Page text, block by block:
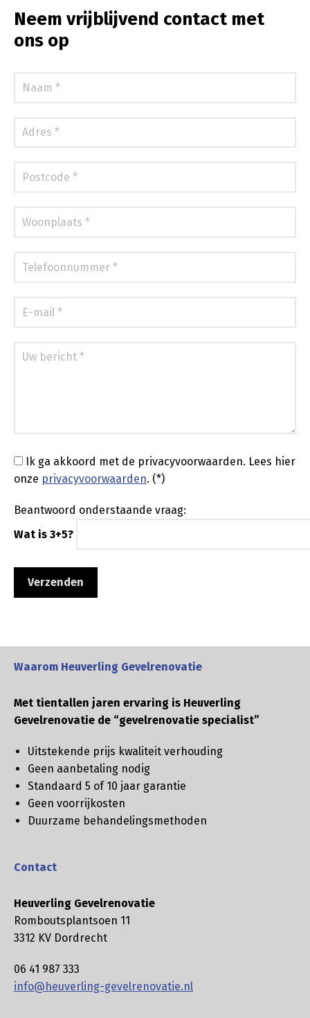
Neem vrijblijvend contact met
ons op
Ik ga akkoord met de privacyvoorwaarden. Lees hier
onze privacyvoorwaarden. (*)
Beantwoord onderstaande vraag:
Wat is 3+5?
Waarom Heuverling Gevelrenovatie
Met tientallen jaren ervaring is Heuverling
Gevelrenovatie de “gevelrenovatie specialist”
Uitstekende prijs kwaliteit verhouding
Geen aanbetaling nodig
Standaard 5 of 10 jaar garantie
Geen voorrijkosten
Duurzame behandelingsmethoden
Contact
Heuverling Gevelrenovatie
Romboutsplantsoen 11
3312 KV Dordrecht
06 41 987 333
info@heuverling-gevelrenovatie.nl